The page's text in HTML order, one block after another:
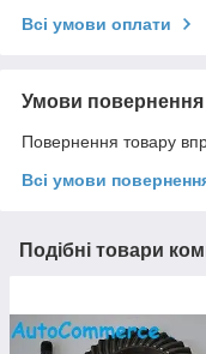
Всі умови оплати
Умови повернення
Повернення товару
Всі умови
Подібні товари